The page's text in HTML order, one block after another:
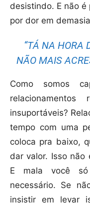
desistindo. E não
por dor em
“TÁ NA HORA
NÃO MAIS
Como somos
insuportáveis?
tempo com uma
coloca pra baixo,
dar valor. Isso não
E mala você
necessário. Se
insistir em levar